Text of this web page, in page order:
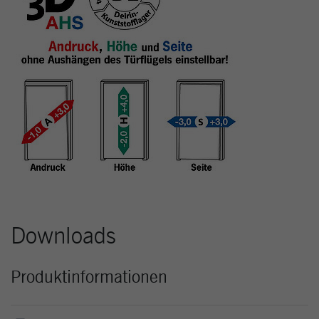
Downloads
Produktinformationen